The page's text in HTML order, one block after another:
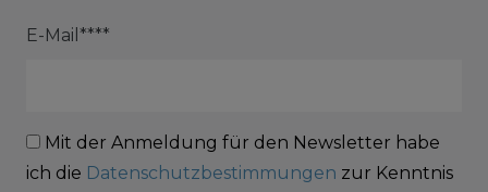
E-Mail****
Mit der Anmeldung für den Newsletter habe
ich die Datenschutzbestimmungen zur Kenntnis